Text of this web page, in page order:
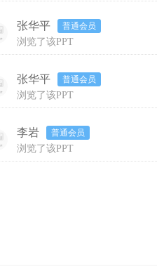
张华平 普通会员
浏览了该PPT
张华平 普通会员
浏览了该PPT
李岩 普通会员
浏览了该PPT